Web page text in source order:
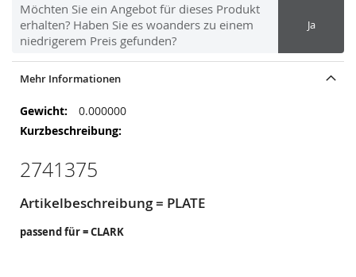
Möchten Sie ein Angebot für dieses Produkt
erhalten? Haben Sie es woanders zu einem
niedrigerem Preis gefunden?
Ja
Mehr Informationen
Mehr
Informationen
0.000000
2741375
Artikelbeschreibung = PLATE
passend für = CLARK